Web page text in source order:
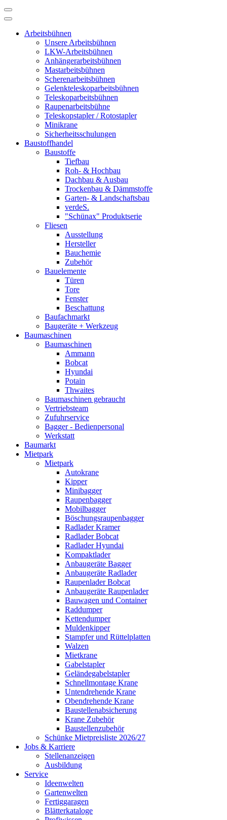
Arbeitsbühnen
Unsere Arbeitsbühnen
LKW-Arbeitsbühnen
Anhängerarbeitsbühnen
Mastarbeitsbühnen
Scherenarbeitsbühnen
Gelenkteleskoparbeitsbühnen
Teleskoparbeitsbühnen
Raupenarbeitsbühne
Teleskopstapler / Rotostapler
Minikrane
Sicherheitsschulungen
Baustoffhandel
Baustoffe
Tiefbau
Roh- & Hochbau
Dachbau & Ausbau
Trockenbau & Dämmstoffe
Garten- & Landschaftsbau
verdeS.
"Schünax" Produktserie
Fliesen
Ausstellung
Hersteller
Bauchemie
Zubehör
Bauelemente
Türen
Tore
Fenster
Beschattung
Baufachmarkt
Baugeräte + Werkzeug
Baumaschinen
Baumaschinen
Ammann
Bobcat
Hyundai
Potain
Thwaites
Baumaschinen gebraucht
Vertriebsteam
Zufuhrservice
Bagger - Bedienpersonal
Werkstatt
Baumarkt
Mietpark
Mietpark
Autokrane
Kipper
Minibagger
Raupenbagger
Mobilbagger
Böschungsraupenbagger
Radlader Kramer
Radlader Bobcat
Radlader Hyundai
Kompaktlader
Anbaugeräte Bagger
Anbaugeräte Radlader
Raupenlader Bobcat
Anbaugeräte Raupenlader
Bauwagen und Container
Raddumper
Kettendumper
Muldenkipper
Stampfer und Rüttelplatten
Walzen
Mietkrane
Gabelstapler
Geländegabelstapler
Schnellmontage Krane
Untendrehende Krane
Obendrehende Krane
Baustellenabsicherung
Krane Zubehör
Baustellenzubehör
Schünke Mietpreisliste 2026/27
Jobs & Karriere
Stellenanzeigen
Ausbildung
Service
Ideenwelten
Gartenwelten
Fertiggaragen
Blätterkataloge